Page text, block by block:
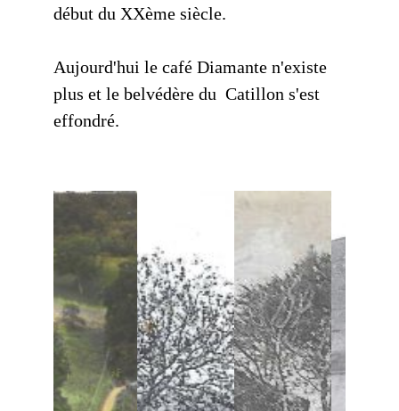
début du XXème siècle.
Aujourd'hui le café Diamante n'existe
plus et le belvédère du Catillon s'est
effondré.